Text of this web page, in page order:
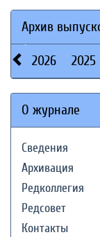
Архив
2026 2025
О журнале
Сведения
Архивация
Редколлегия
Редсовет
Контакты